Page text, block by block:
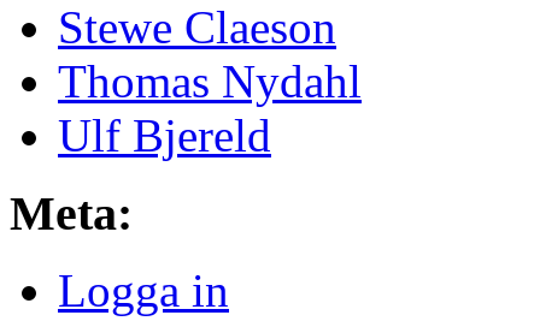
Stewe Claeson
Thomas Nydahl
Ulf Bjereld
Meta:
Logga in